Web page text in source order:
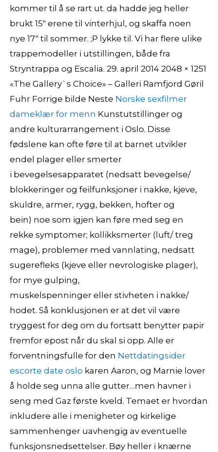
kommer til å se rart ut. da hadde jeg heller
brukt 15″ erene til vinterhjul, og skaffa noen
nye 17″ til sommer. ;P lykke til. Vi har flere ulike
trappemodeller i utstillingen, både fra
Stryntrappa og Escalia. 29. april 2014 2048 × 1251
«The Gallery`s Choice» – Galleri Ramfjord Gøril
Fuhr Forrige bilde Neste Norske sexfilmer
dameklær for menn Kunstutstillinger og
andre kulturarrangement i Oslo. Disse
fødslene kan ofte føre til at barnet utvikler
endel plager eller smerter
i bevegelsesapparatet (nedsatt bevegelse/
blokkeringer og feilfunksjoner i nakke, kjeve,
skuldre, armer, rygg, bekken, hofter og
bein) noe som igjen kan føre med seg en
rekke symptomer; kollikksmerter (luft/ treg
mage), problemer med vannlating, nedsatt
sugerefleks (kjeve eller nevrologiske plager),
for mye gulping,
muskelspenninger eller stivheten i nakke/
hodet. Så konklusjonen er at det vil være
tryggest for deg om du fortsatt benytter papir
fremfor epost når du skal si opp. Alle er
forventningsfulle for den Nettdatingsider
escorte date oslo karen Aaron, og Marnie lover
å holde seg unna alle gutter…men havner i
seng med Gaz første kveld. Temaet er hvordan
inkludere alle i menigheter og kirkelige
sammenhenger uavhengig av eventuelle
funksjonsnedsettelser. Bøy heller i knærne